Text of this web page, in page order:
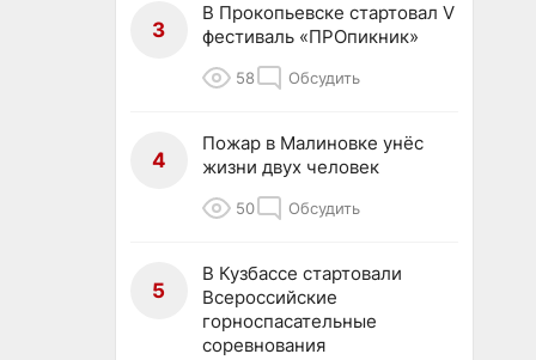
3
В Прокопьевске стартовал V
фестиваль «ПРОпикник»
58 Обсудить
4
Пожар в Малиновке унёс
жизни двух человек
50 Обсудить
5
В Кузбассе стартовали
Всероссийские
горноспасательные
соревнования